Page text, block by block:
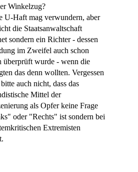
Winkelzug?
U-Haft mag verwundern, aber
die Staatsanwaltschaft
sondern ein Richter - dessen
im Zweifel auch schon
überprüft wurde - wenn die
das denn wollten. Vergessen
auch nicht, dass das
Mittel der
als Opfer keine Frage
oder "Rechts" ist sondern bei
Extremisten